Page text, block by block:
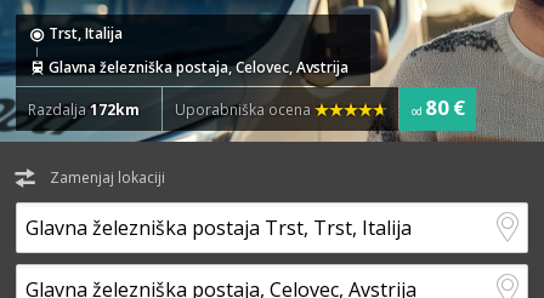
Trst, Italija
Glavna železniška postaja, Celovec, Avstrija
Razdalja172km Uporabniška ocena od 80 €
Zamenjaj lokaciji